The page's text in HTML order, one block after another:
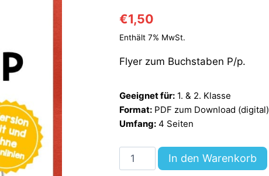
€1,50
Enthält 7% MwSt.
Flyer zum Buchstaben P/p.
Geeignet für: 1. & 2. Klasse
Format: PDF zum Download (digital)
Umfang: 4 Seiten
Buchstabe
P:
In den Warenkorb